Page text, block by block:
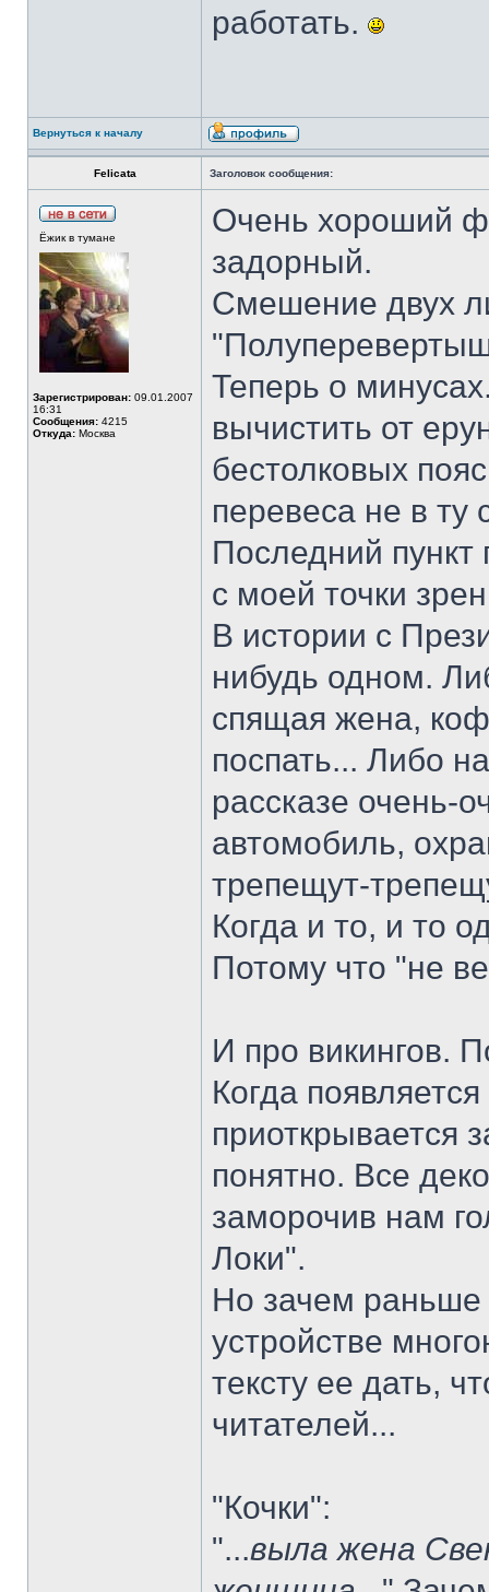
работать.
Вернуться к началу
Felicata Заголовок сообщения:
Ёжик в тумане
Зарегистрирован: 09.01.2007
16:31
Сообщения: 4215
Откуда: Москва
Очень хороший
задорный.
Смешение двух
Теперь о
вычистить от
бестолковых
перевеса не в ту
Последний пункт
с моей точки
В истории с
нибудь одном.
спящая жена,
поспать... Либо
рассказе очень-
автомобиль,
трепещут-
Когда и то, и то
Потому что "не
И про викингов.
Когда
приоткрывается
понятно. Все
заморочив нам
Локи".
Но зачем
устройстве
тексту ее дать,
читателей...
"Кочки":
"...выла жена